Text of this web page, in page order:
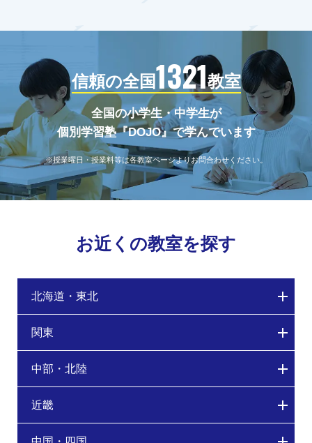
信頼の全国1321教室
全国の小学生・中学生が
個別学習塾『DOJO』で学んでいます
※授業曜日・授業料等は各教室ページよりお問合わせください。
お近くの教室を探す
北海道・東北
関東
中部・北陸
近畿